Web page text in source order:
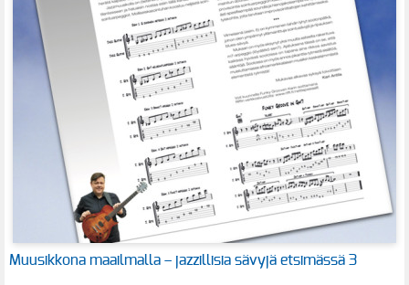
Muusikkona maailmalla – jazzillisia sävyjä etsimässä 3